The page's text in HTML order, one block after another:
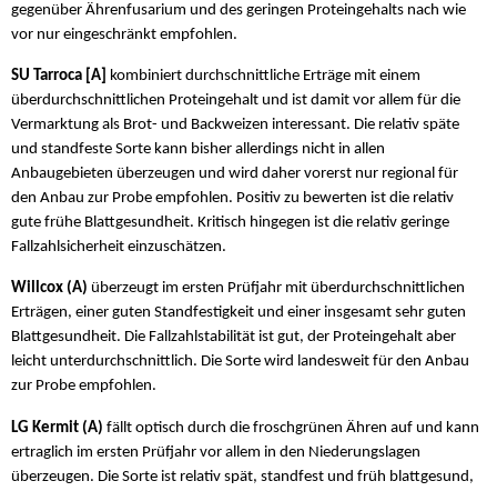
gegenüber Ährenfusarium und des geringen Proteingehalts nach wie
vor nur eingeschränkt empfohlen.
SU Tarroca [A] kombiniert durchschnittliche Erträge mit einem
überdurchschnittlichen Proteingehalt und ist damit vor allem für die
Vermarktung als Brot- und Backweizen interessant. Die relativ späte
und standfeste Sorte kann bisher allerdings nicht in allen
Anbaugebieten überzeugen und wird daher vorerst nur regional für
den Anbau zur Probe empfohlen. Positiv zu bewerten ist die relativ
gute frühe Blattgesundheit. Kritisch hingegen ist die relativ geringe
Fallzahlsicherheit einzuschätzen.
Willcox (A) überzeugt im ersten Prüfjahr mit überdurchschnittlichen
Erträgen, einer guten Standfestigkeit und einer insgesamt sehr guten
Blattgesundheit. Die Fallzahlstabilität ist gut, der Proteingehalt aber
leicht unterdurchschnittlich. Die Sorte wird landesweit für den Anbau
zur Probe empfohlen.
LG Kermit (A) fällt optisch durch die froschgrünen Ähren auf und kann
ertraglich im ersten Prüfjahr vor allem in den Niederungslagen
überzeugen. Die Sorte ist relativ spät, standfest und früh blattgesund,